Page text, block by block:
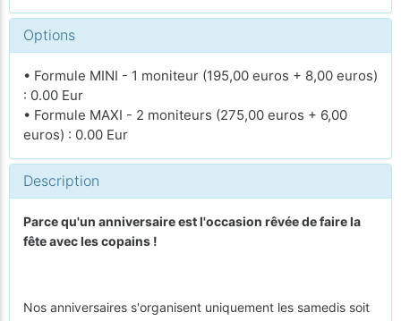
Options
• Formule MINI - 1 moniteur (195,00 euros + 8,00 euros)
: 0.00 Eur
• Formule MAXI - 2 moniteurs (275,00 euros + 6,00
euros) : 0.00 Eur
Description
Parce qu'un anniversaire est l'occasion rêvée de faire la
fête avec les copains !
Nos anniversaires s'organisent uniquement les samedis soit